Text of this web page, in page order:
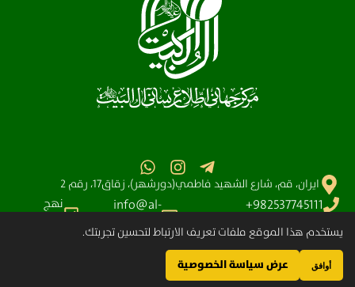
ايران، قم، شارع الشهيد فاطمي(دورشهر)، زقاق17، رقم 2
982537745111+
آیت الله سیستانی
info@al-
shia.org
نهج
2004
يستخدم هذا الموقع ملفات تعريف الارتباط لتحسين تجربتك.
أوافق عرض سياسة الخصوصية